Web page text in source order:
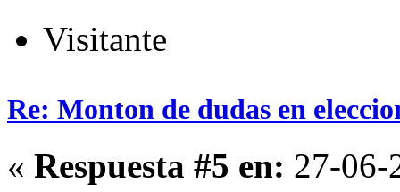
Visitante
Re: Monton de dudas en
« Respuesta #5 en: 27-06-